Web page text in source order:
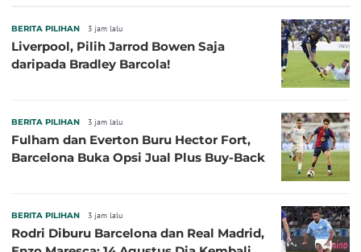
BERITA PILIHAN 3 jam lalu
Liverpool, Pilih Jarrod Bowen Saja
daripada Bradley Barcola!
BERITA PILIHAN 3 jam lalu
Fulham dan Everton Buru Hector Fort,
Barcelona Buka Opsi Jual Plus Buy-Back
BERITA PILIHAN 3 jam lalu
Rodri Diburu Barcelona dan Real Madrid,